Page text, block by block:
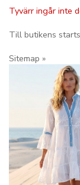
Tyvärr ingår inte
Till butikens
Sitemap »